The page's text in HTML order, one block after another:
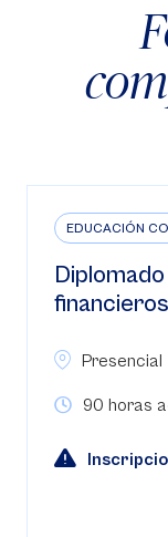
EDUCACIÓN
de
90